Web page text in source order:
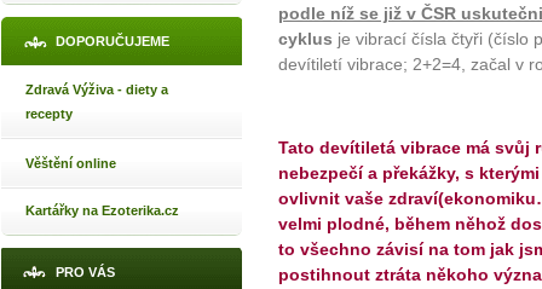
DOPORUČUJEME
Zdravá Výživa - diety a
recepty
Věštění online
Kartářky na Ezoterika.cz
PRO VÁS
podle níž se již v ČSR
cyklus je vibrací čísla čtyři (číslo
devítiletí vibrace; 2+2=4, začal v
Tato devítiletá vibrace má svůj
nebezpečí a překážky, s
ovlivnit vaše
velmi plodné, během něhož
to všechno závisí na tom jak
postihnout ztráta někoho